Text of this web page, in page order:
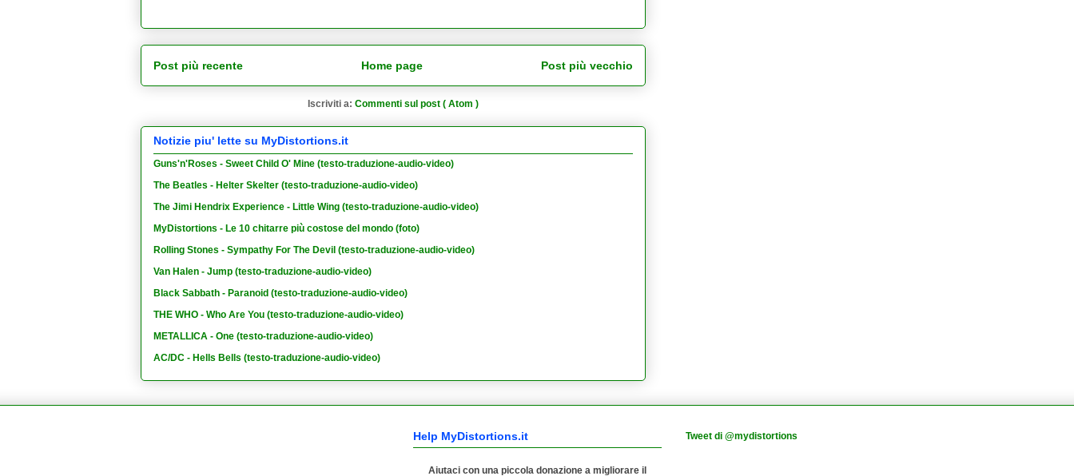
Post più recente Post più vecchio
Home page
Iscriviti a: Commenti sul post ( Atom )
Notizie piu' lette su MyDistortions.it
Guns'n'Roses - Sweet Child O' Mine (testo-traduzione-audio-video)
The Beatles - Helter Skelter (testo-traduzione-audio-video)
The Jimi Hendrix Experience - Little Wing (testo-traduzione-audio-video)
MyDistortions - Le 10 chitarre più costose del mondo (foto)
Rolling Stones - Sympathy For The Devil (testo-traduzione-audio-video)
Van Halen - Jump (testo-traduzione-audio-video)
Black Sabbath - Paranoid (testo-traduzione-audio-video)
THE WHO - Who Are You (testo-traduzione-audio-video)
METALLICA - One (testo-traduzione-audio-video)
AC/DC - Hells Bells (testo-traduzione-audio-video)
Help MyDistortions.it
Aiutaci con una piccola donazione a migliorare il
Tweet di @mydistortions